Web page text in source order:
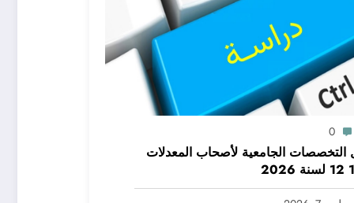
0
الجامعية لأصحاب المعدلات